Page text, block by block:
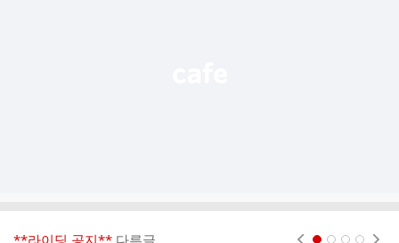
**라이딩 공지** 다른글